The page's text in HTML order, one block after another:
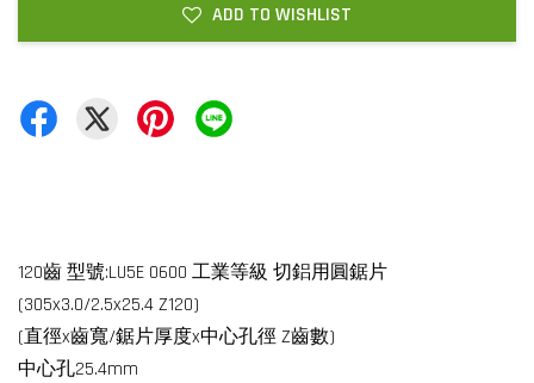
ADD TO WISHLIST
120齒 型號:LU5E 0600 工業等級 切鋁用圓鋸片
(305x3.0/2.5x25.4 Z120)
(直徑x齒寬/鋸片厚度x中心孔徑 Z齒數)
中心孔25.4mm